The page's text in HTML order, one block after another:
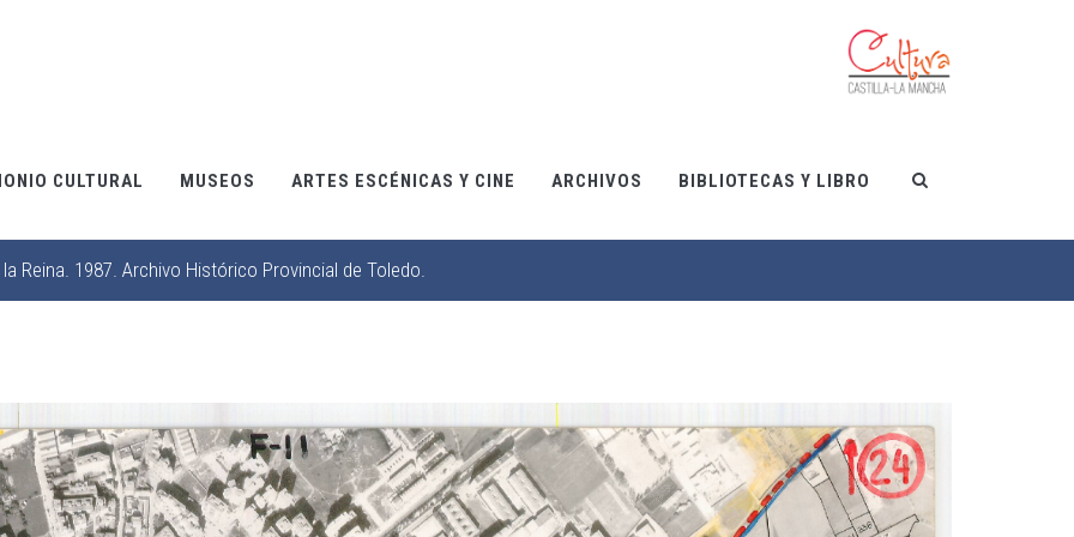
CULTURAL MUSEOS ARTES ESCÉNICAS Y CINE ARCHIVOS BIBLIOTECAS Y LIBRO
Reina. 1987. Archivo Histórico Provincial de Toledo.